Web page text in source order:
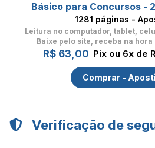
Básico para Concursos -
1281 páginas -
Leitura no computador, tablet,
Baixe pelo site, receba na
R$ 63,00 Pix ou 6x de
Comprar -
Verificação de